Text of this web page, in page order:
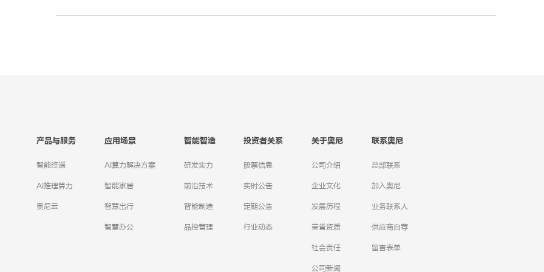
产品与服务
智能终端
AI推理算力
奥尼云
应用场景
AI算力解决方案
智能家居
智慧出行
智慧办公
智能智造
研发实力
前沿技术
智能制造
品控管理
投资者关系
股票信息
实时公告
定期公告
行业动态
关于奥尼
公司介绍
企业文化
发展历程
荣誉资质
社会责任
公司新闻
联系奥尼
总部联系
加入奥尼
业务联系人
供应商自荐
留言表单